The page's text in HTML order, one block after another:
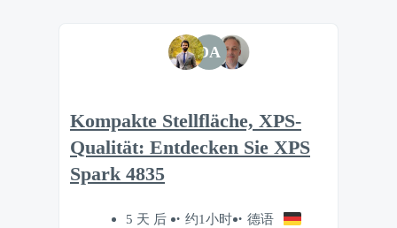
DA
Kompakte Stellfläche, XPS-
Qualität: Entdecken Sie XPS
Spark 4835
5 天 后 约1小时 德语